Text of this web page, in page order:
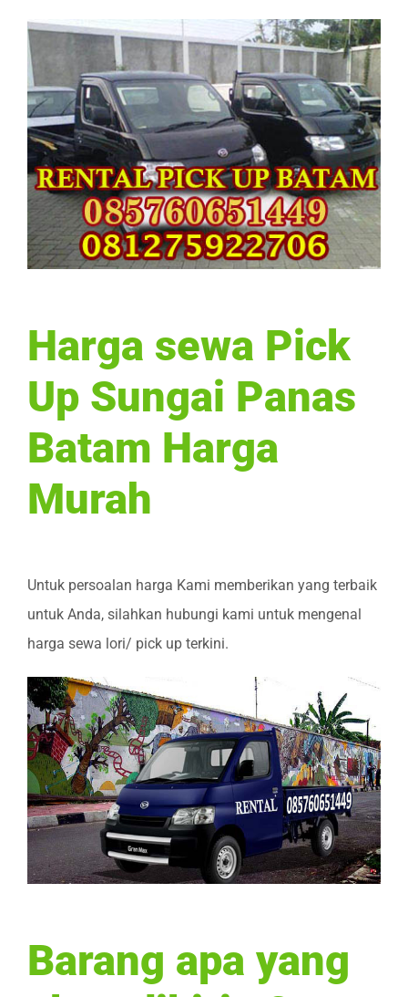
Harga sewa Pick
Up Sungai Panas
Batam Harga
Murah
Untuk persoalan harga Kami memberikan yang terbaik
untuk Anda, silahkan hubungi kami untuk mengenal
harga sewa lori/ pick up terkini.
Barang apa yang